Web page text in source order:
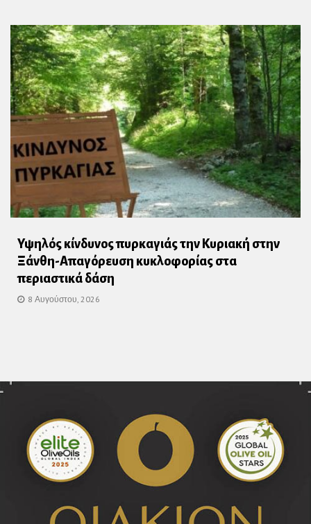
Υψηλός κίνδυνος πυρκαγιάς την Κυριακή στην
Ξάνθη-Απαγόρευση κυκλοφορίας στα
περιαστικά δάση
8 Αυγούστου, 2026